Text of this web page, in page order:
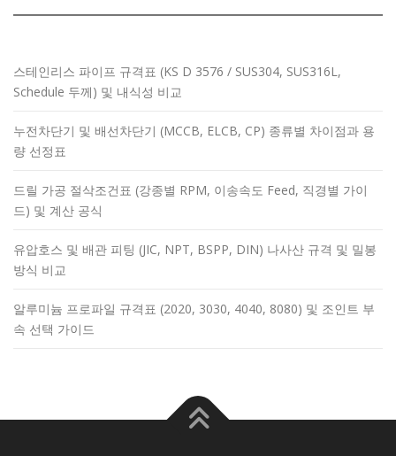
스테인리스 파이프 규격표 (KS D 3576 / SUS304, SUS316L,
Schedule 두께) 및 내식성 비교
누전차단기 및 배선차단기 (MCCB, ELCB, CP) 종류별 차이점과 용
량 선정표
드릴 가공 절삭조건표 (강종별 RPM, 이송속도 Feed, 직경별 가이
드) 및 계산 공식
유압호스 및 배관 피팅 (JIC, NPT, BSPP, DIN) 나사산 규격 및 밀봉
방식 비교
알루미늄 프로파일 규격표 (2020, 3030, 4040, 8080) 및 조인트 부
속 선택 가이드